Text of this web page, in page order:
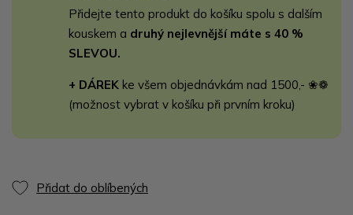
Přidejte tento produkt do košíku spolu s dalším
kouskem a druhý nejlevnější máte s 40 %
SLEVOU.
+ DÁREK ke všem objednávkám nad 1500,- ❀❁
(možnost vybrat v košíku při prvním kroku)
Přidat do oblíbených